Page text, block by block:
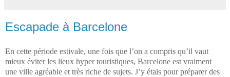
Escapade à Barcelone
En cette période estivale, une fois que l’on a compris qu’il vaut
mieux éviter les lieux hyper touristiques, Barcelone est vraiment
une ville agréable et très riche de sujets. J’y étais pour préparer des